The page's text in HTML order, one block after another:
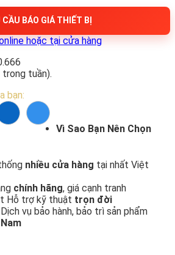
CẦU BÁO GIÁ THIẾT BỊ
hoặc tại cửa hàng
tuần).
bạn:
Vì Sao Bạn Nên Chọn
nhiều cửa hàng tại nhất Việt
chính hãng, giá cạnh tranh
Hỗ trợ kỹ thuật trọn đời
Dịch vụ bảo hành, bảo trì sản phẩm